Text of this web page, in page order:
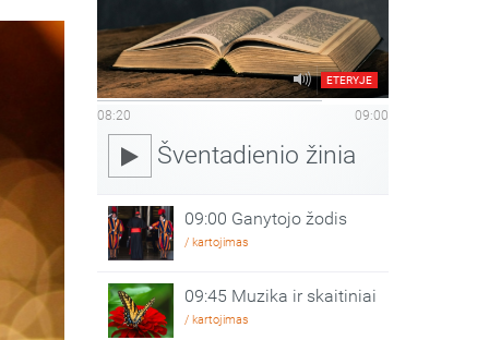
ETERYJE
08:20 09:00
Šventadienio žinia
09:00 Ganytojo žodis
/ kartojimas
09:45 Muzika ir skaitiniai
/ kartojimas